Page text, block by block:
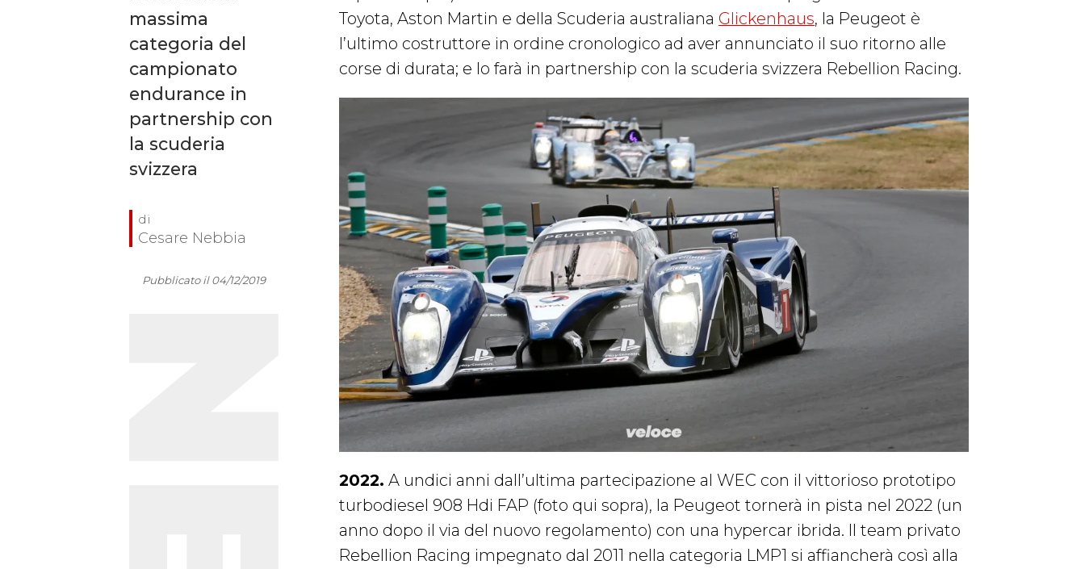
massima
categoria del
campionato
endurance in
partnership con
la scuderia
svizzera
Cesare Nebbia
Pubblicato il 04/12/2019
Toyota, Aston Martin e della Scuderia australiana Glickenhaus, la Peugeot è
l’ultimo costruttore in ordine cronologico ad aver annunciato il suo ritorno alle
corse di durata; e lo farà in partnership con la scuderia svizzera Rebellion Racing.
2022. A undici anni dall’ultima partecipazione al WEC con il vittorioso prototipo
turbodiesel 908 Hdi FAP (foto qui sopra), la Peugeot tornerà in pista nel 2022 (un
anno dopo il via del nuovo regolamento) con una hypercar ibrida. Il team privato
Rebellion Racing impegnato dal 2011 nella categoria LMP1 si affiancherà così alla